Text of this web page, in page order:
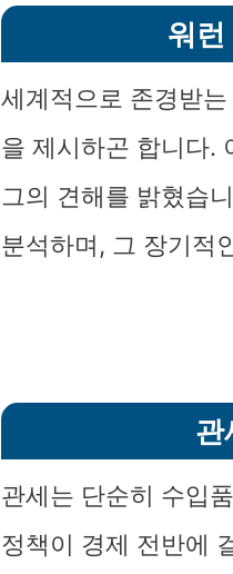
워런
세계적으로 존경받
을 제시하곤 합니다.
그의 견해를 밝혔습
분석하며, 그 장기적
관
관세는 단순히 수입
정책이 경제 전반에